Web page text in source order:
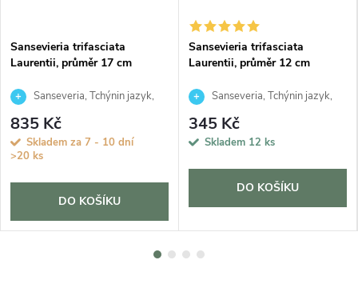
Sansevieria trifasciata
Laurentii, průměr 17 cm
Sanseveria, Tchýnin jazyk,
Tenura
835 Kč
Skladem za 7 - 10 dní
>20 ks
DO KOŠÍKU
Sansevieria trifasciata
Laurentii, průměr 12 cm
Sanseveria, Tchýnin jazyk,
Tenura
345 Kč
Skladem 12 ks
DO KOŠÍKU